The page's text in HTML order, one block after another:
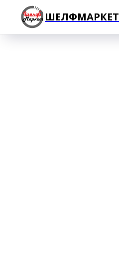
ШЕЛФМАРКЕТ